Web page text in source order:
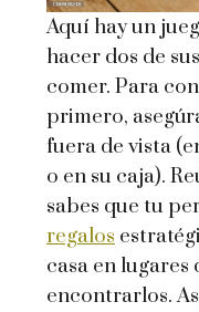
Aquí hay un
hacer dos de
comer. Para
primero,
fuera de vista
o en su caja).
sabes que tu
regalos
casa en
encontrarlos.